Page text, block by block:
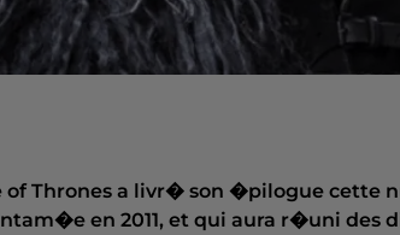
of Thrones a livr� son �pilogue cette
en 2011, et qui aura r�uni des